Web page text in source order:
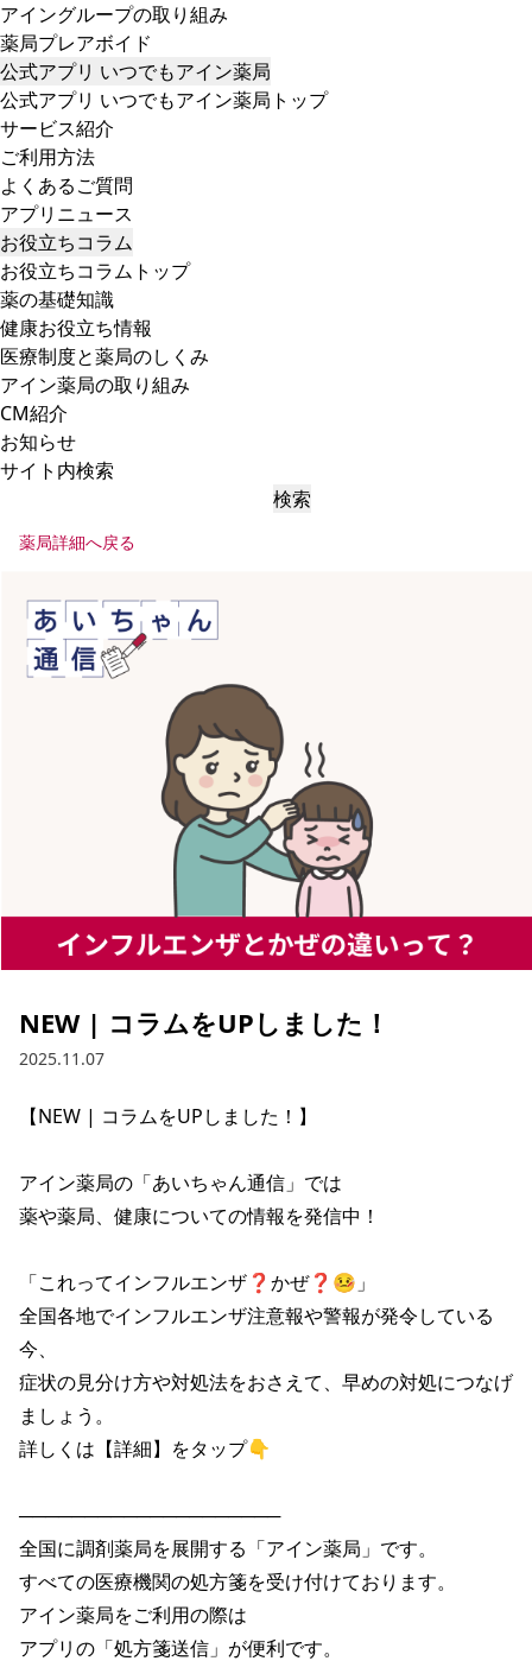
アイングループの取り組み
薬局プレアボイド
公式アプリ いつでもアイン薬局
公式アプリ いつでもアイン薬局トップ
サービス紹介
ご利用方法
よくあるご質問
アプリニュース
お役立ちコラム
お役立ちコラムトップ
薬の基礎知識
健康お役立ち情報
医療制度と薬局のしくみ
アイン薬局の取り組み
CM紹介
お知らせ
サイト内検索
検索
薬局詳細へ戻る
NEW | コラムをUPしました！
2025.11.07
【NEW | コラムをUPしました！】
アイン薬局の「あいちゃん通信」では
薬や薬局、健康についての情報を発信中！
「これってインフルエンザ❓かぜ❓🤒」
全国各地でインフルエンザ注意報や警報が発令している
今、
症状の見分け方や対処法をおさえて、早めの対処につなげ
ましょう。
詳しくは【詳細】をタップ👇
────────────────────
全国に調剤薬局を展開する「アイン薬局」です。
すべての医療機関の処方箋を受け付けております。
アイン薬局をご利用の際は
アプリの「処方箋送信」が便利です。